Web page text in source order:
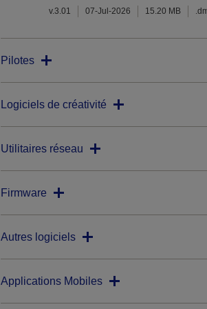
v.3.01 07-Jul-2026 15.20 MB
Pilotes
Logiciels de créativité
Utilitaires réseau
Firmware
Autres logiciels
Applications Mobiles